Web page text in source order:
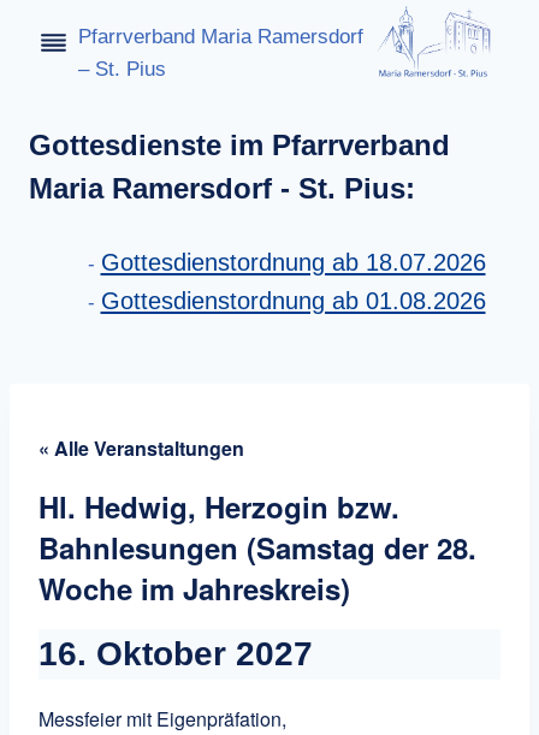
Inhalt
Pfarrverband Maria Ramersdorf
– St. Pius
Gottesdienste im Pfarrverband
Maria Ramersdorf - St. Pius:
Gottesdienstordnung ab 18.07.2026
Gottesdienstordnung ab 01.08.2026
« Alle Veranstaltungen
Hl. Hedwig, Herzogin bzw.
Bahnlesungen (Samstag der 28.
Woche im Jahreskreis)
16. Oktober 2027
Messfeier mit Eigenpräfation,